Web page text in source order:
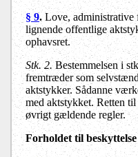
§ 9. Love, administrative
lignende offentlige
ophavsret.
Stk. 2.Bestemmelsen i
fremtræder som
aktstykker. Sådanne
med aktstykket. Retten
øvrigt gældende regler.
Forholdet til